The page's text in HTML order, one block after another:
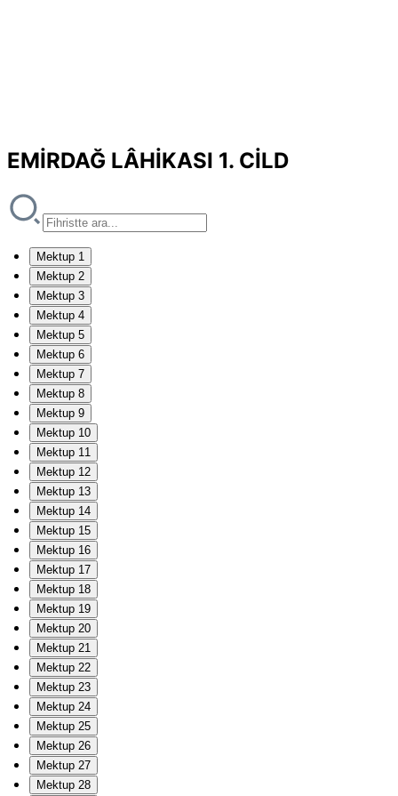
EMİRDAĞ LÂHİKASI 1. CİLD
Mektup 1
Mektup 2
Mektup 3
Mektup 4
Mektup 5
Mektup 6
Mektup 7
Mektup 8
Mektup 9
Mektup 10
Mektup 11
Mektup 12
Mektup 13
Mektup 14
Mektup 15
Mektup 16
Mektup 17
Mektup 18
Mektup 19
Mektup 20
Mektup 21
Mektup 22
Mektup 23
Mektup 24
Mektup 25
Mektup 26
Mektup 27
Mektup 28